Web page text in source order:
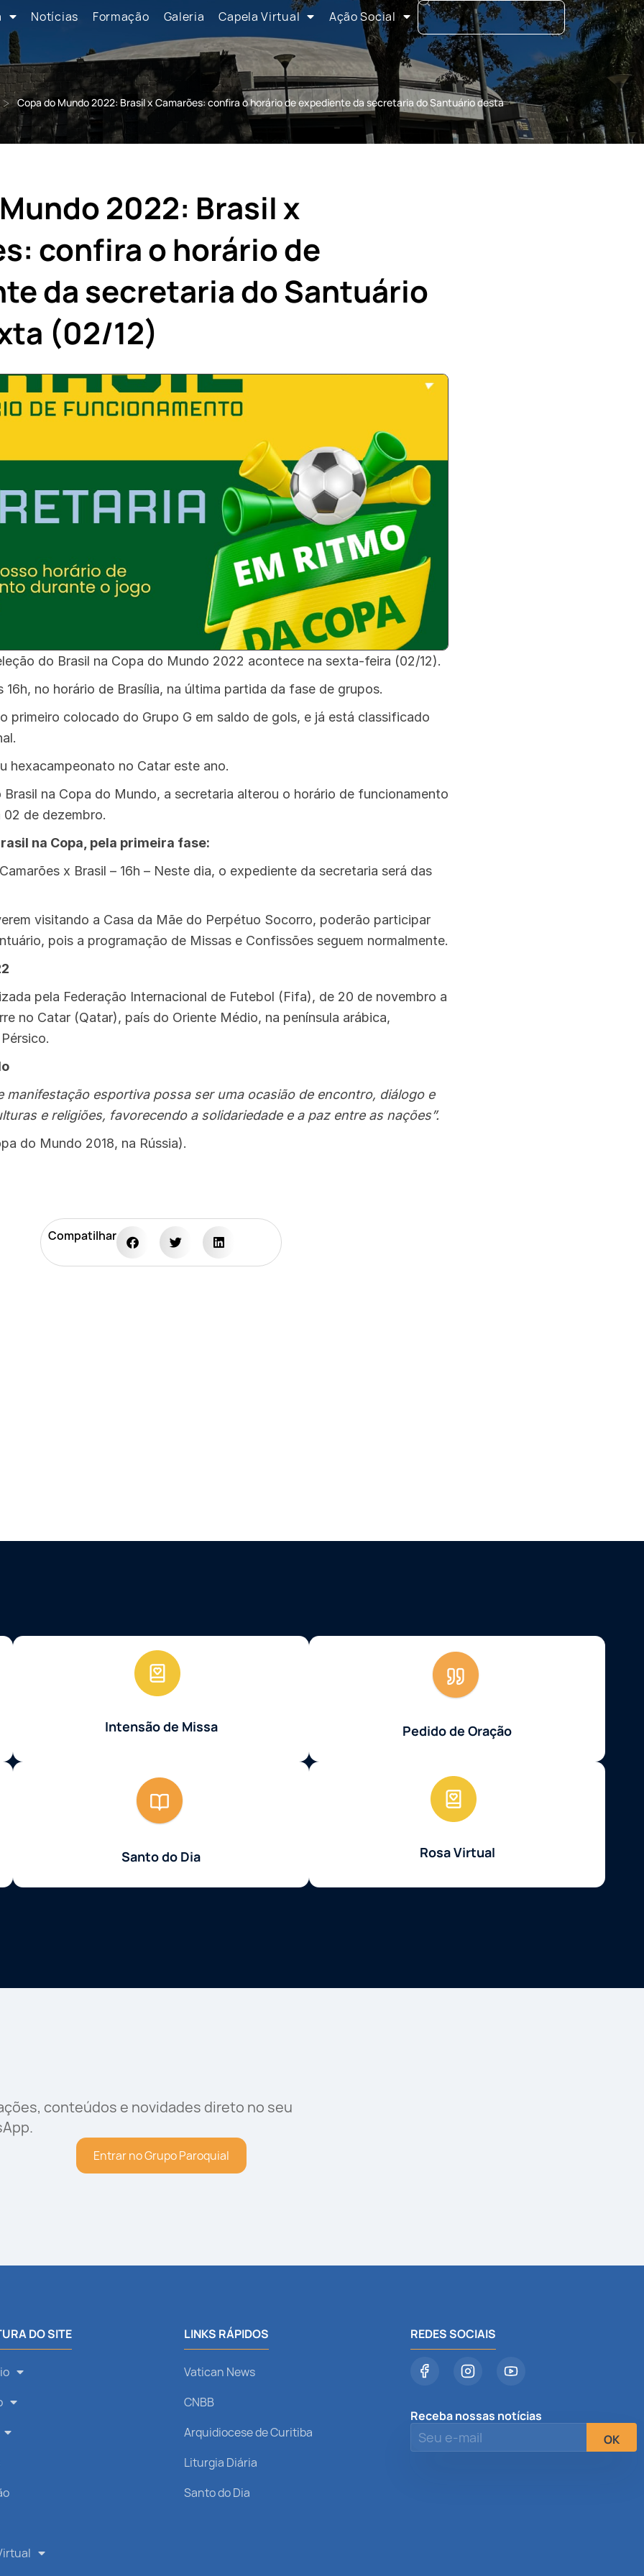
Notícias Formação Galeria Capela Virtual Ação Social
> Copa do Mundo 2022: Brasil x Camarões: confira o horário de expediente da secretaria do Santuário desta
2022: Brasil x
confira o horário de
da secretaria do Santuário
(02/12)
do Brasil na Copa do Mundo 2022 acontece na sexta-feira (02/12).
16h, no horário de Brasília, na última partida da fase de grupos.
primeiro colocado do Grupo G em saldo de gols, e já está classificado
hexacampeonato no Catar este ano.
na Copa do Mundo, a secretaria alterou o horário de funcionamento
de dezembro.
na Copa, pela primeira fase:
x Brasil – 16h – Neste dia, o expediente da secretaria será das
visitando a Casa da Mãe do Perpétuo Socorro, poderão participar
pois a programação de Missas e Confissões seguem normalmente.
pela Federação Internacional de Futebol (Fifa), de 20 de novembro a
no Catar (Qatar), país do Oriente Médio, na península arábica,
manifestação esportiva possa ser uma ocasião de encontro, diálogo e
e religiões, favorecendo a solidariedade e a paz entre as nações”.
do Mundo 2018, na Rússia).
Compatilhar
Intensão de Missa Pedido de Oração
Santo do Dia Rosa Virtual
conteúdos e novidades direto no seu
Entrar no Grupo Paroquial
DO SITE LINKS RÁPIDOS
Vatican News
CNBB
Arquidiocese de Curitiba
Liturgia Diária
Santo do Dia
REDES SOCIAIS
Receba nossas notícias